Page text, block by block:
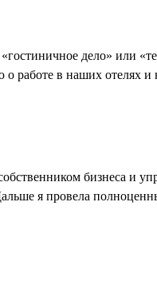
«гостиничное дело» или
работе в наших отелях и
бизнеса и
я провела